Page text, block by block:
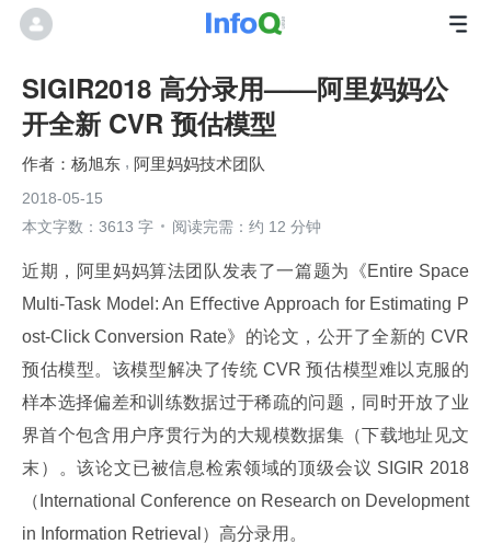
SIGIR2018 高分录用——阿里妈妈公
开全新 CVR 预估模型
杨旭东 阿里妈妈技术团队
2018-05-15
本文字数：3613 字
阅读完需：约 12 分钟
近期，阿里妈妈算法团队发表了一篇题为《Entire Space
Multi-Task Model: An Eﬀective Approach for Estimating P
ost-Click Conversion Rate》的论文，公开了全新的 CVR
预估模型。该模型解决了传统 CVR 预估模型难以克服的
样本选择偏差和训练数据过于稀疏的问题，同时开放了业
界首个包含用户序贯行为的大规模数据集（下载地址见文
末）。该论文已被信息检索领域的顶级会议 SIGIR 2018
（International Conference on Research on Development
in Information Retrieval）高分录用。